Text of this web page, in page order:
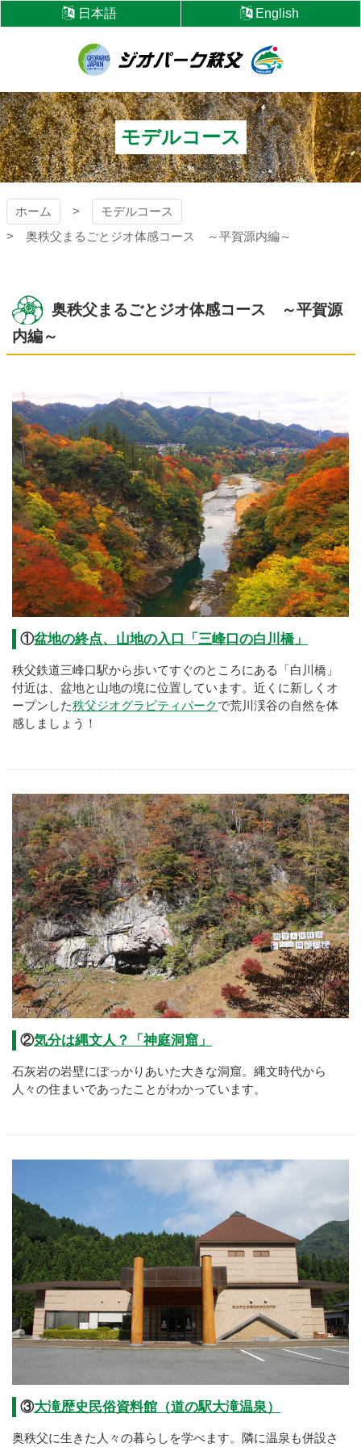
ン
本
文
へ
ス
キ
ッ
プ
日本語 English
ジオパーク秩父
モデルコース
ホーム
モデルコース
奥秩父まるごとジオ体感コース ～平賀源内編～
奥秩父まるごとジオ体感コース ～平賀源
内編～
①盆地の終点、山地の入口「三峰口の白川橋」
秩父鉄道三峰口駅から歩いてすぐのところにある「白川橋」
付近は、盆地と山地の境に位置しています。近くに新しくオ
ープンした秩父ジオグラビティパークで荒川渓谷の自然を体
感しましょう！
②気分は縄文人？「神庭洞窟」
石灰岩の岩壁にぽっかりあいた大きな洞窟。縄文時代から
人々の住まいであったことがわかっています。
③大滝歴史民俗資料館（道の駅大滝温泉）
奥秩父に生きた人々の暮らしを学べます。隣に温泉も併設さ